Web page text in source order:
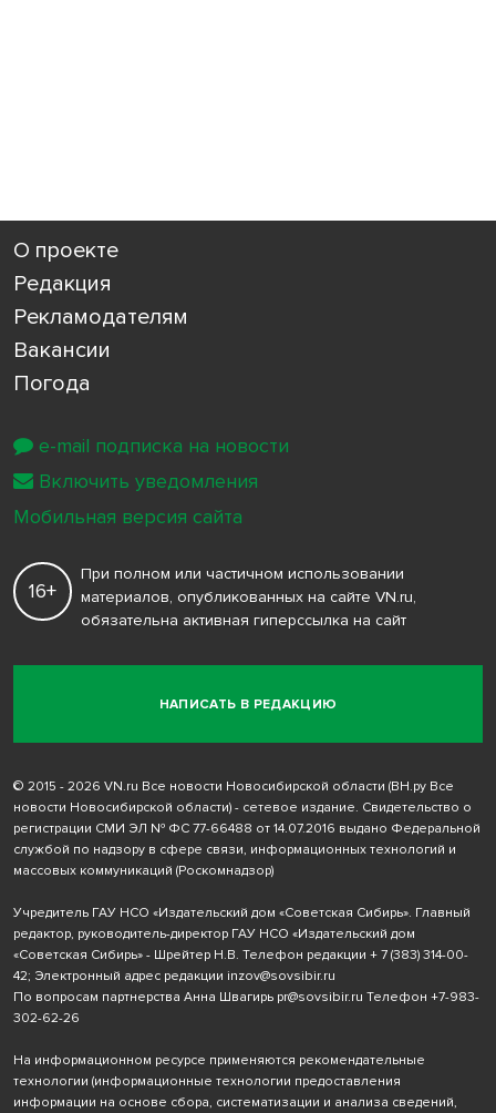
О проекте
Редакция
Рекламодателям
Вакансии
Погода
НАПИСАТЬ В РЕДАКЦИЮ
16+
При полном или частичном использовании
материалов, опубликованных на сайте VN.ru,
обязательна активная гиперссылка на сайт
© 2015 - 2026 VN.ru Все новости Новосибирской области (ВН.ру Все
новости Новосибирской области) - сетевое издание. Свидетельство о
регистрации СМИ ЭЛ № ФС 77-66488 от 14.07.2016 выдано Федеральной
службой по надзору в сфере связи, информационных технологий и
массовых коммуникаций (Роскомнадзор)
Учредитель ГАУ НСО «Издательский дом «Советская Сибирь». Главный
редактор, руководитель-директор ГАУ НСО «Издательский дом
«Советская Сибирь» - Шрейтер Н.В. Телефон редакции + 7 (383) 314-00-
42; Электронный адрес редакции inzov@sovsibir.ru
По вопросам партнерства Анна Швагирь pr@sovsibir.ru Телефон +7-983-
302-62-26
На информационном ресурсе применяются рекомендательные
технологии (информационные технологии предоставления
информации на основе сбора, систематизации и анализа сведений,
e-mail подписка на новости
Включить уведомления
Мобильная версия сайта